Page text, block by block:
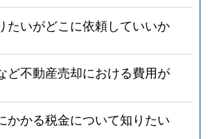
たいがどこに依頼していいか
ど不動産売却における費用が
かかる税金について知りたい